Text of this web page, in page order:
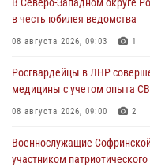
В Северо-Западном округе
в честь юбилея ведомства
08 августа 2026, 09:03 1
Росгвардейцы в ЛНР
медицины с учетом опыта
08 августа 2026, 09:00 2
Военнослужащие
участником